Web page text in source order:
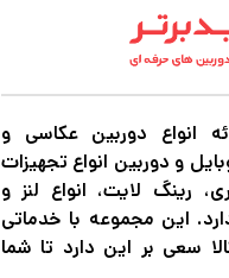
انواع دوربین عکاسی و
و دوربین انواع تجهیزات
رینگ لایت، انواع لنز و
این مجموعه با خدماتی
سعی بر این دارد تا شما